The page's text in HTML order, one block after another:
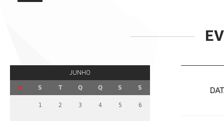
JUNHO
D S T Q Q S S
1 2 3 4 5 6